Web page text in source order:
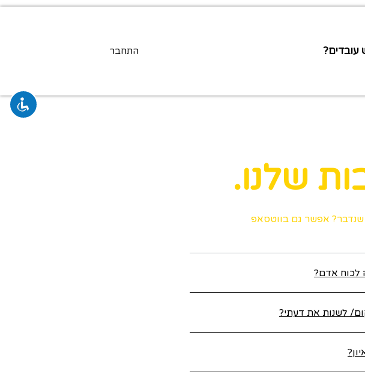
התחבר
שלנו.
שנדבר? אפשר גם בווטסאפ
לכוח אדם?
לשנות את דעתי?